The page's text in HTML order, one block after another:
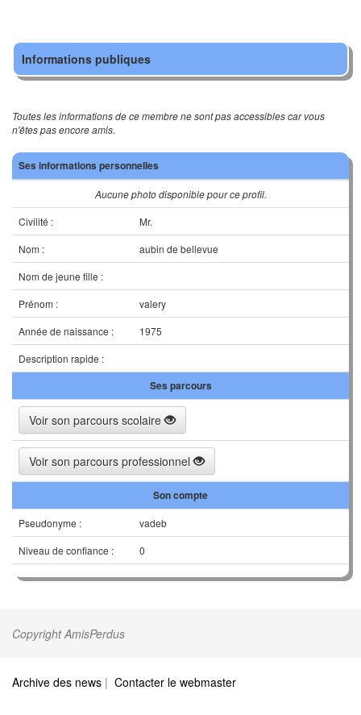
Informations publiques
Toutes les informations de ce membre ne sont pas accessibles car vous
n'êtes pas encore amis.
Ses informations personnelles
Aucune photo disponible pour ce profil.
Civilité :
Mr.
Nom :
aubin de bellevue
Nom de jeune fille :
Prénom :
valery
Année de naissance :
1975
Description rapide :
Ses parcours
Voir son parcours scolaire
Voir son parcours professionnel
Son compte
Pseudonyme :
vadeb
Niveau de confiance :
0
Copyright AmisPerdus
Archive des news | Contacter le webmaster